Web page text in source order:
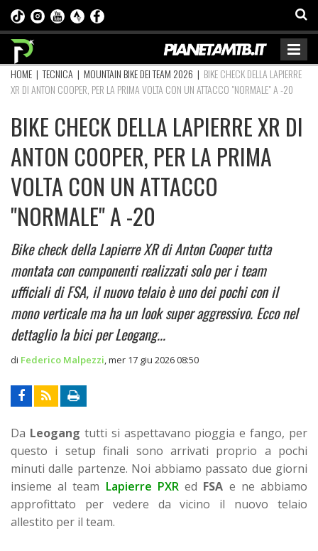
HOME |TECNICA | MOUNTAIN BIKE DEI TEAM 2026 | BIKE CHECK DELLA LAPIERRE
XR DI ANTON COOPER, PER LA PRIMA VOLTA CON UN ATTACCO "NORMALE" A -20
BIKE CHECK DELLA LAPIERRE XR DI
ANTON COOPER, PER LA PRIMA
VOLTA CON UN ATTACCO
"NORMALE" A -20
Bike check della Lapierre XR di Anton Cooper tutta
montata con componenti realizzati solo per i team
ufficiali di FSA, il nuovo telaio è uno dei pochi con il
mono verticale ma ha un look super aggressivo. Ecco nel
dettaglio la bici per Leogang...
di Federico Malpezzi mer 17 giu 2026 08:50
Da Leogang tutti si aspettavano pioggia e fango, per
questo i setup finali sono arrivati proprio a pochi
minuti dalle partenze. Noi abbiamo passato due giorni
insieme al team Lapierre PXRed FSA e ne abbiamo
approfittato per vedere da vicino il nuovo telaio
allestito per il team.